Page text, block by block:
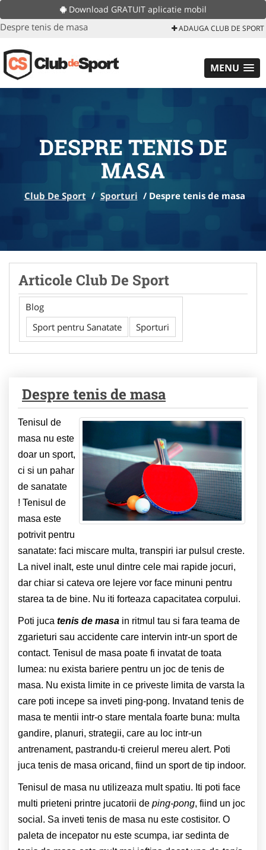
Download GRATUIT aplicatie mobil
Despre tenis de masa ADAUGA CLUB DE SPORT
MENU
DESPRE TENIS DE
MASA
Club De Sport / Sporturi / Despre tenis de masa
Articole Club De Sport
Blog
Sport pentru Sanatate
Sporturi
Despre tenis de masa
Tenisul de
masa nu este
doar un sport,
ci si un pahar
de sanatate
! Tenisul de
masa este
potrivit pentru
sanatate: faci miscare multa, transpiri iar pulsul creste.
La nivel inalt, este unul dintre cele mai rapide jocuri,
dar chiar si cateva ore lejere vor face minuni pentru
starea ta de bine. Nu iti forteaza capacitatea corpului.
Poti juca tenis de masa in ritmul tau si fara teama de
zgarieturi sau accidente care intervin intr-un sport de
contact. Tenisul de masa poate fi invatat de toata
lumea: nu exista bariere pentru un joc de tenis de
masa. Nu exista limite in ce priveste limita de varsta la
care poti incepe sa inveti ping-pong. Invatand tenis de
masa te mentii intr-o stare mentala foarte buna: multa
gandire, planuri, strategii, care au loc intr-un
antrenament, pastrandu-ti creierul mereu alert. Poti
juca tenis de masa oricand, fiind un sport de tip indoor.
Tenisul de masa nu utilizeaza mult spatiu. Iti poti face
multi prieteni printre jucatorii de ping-pong, fiind un joc
social. Sa inveti tenis de masa nu este costisitor. O
paleta de incepator nu este scumpa, iar sedinta de